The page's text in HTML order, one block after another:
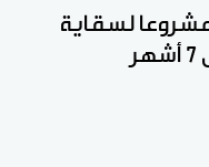
لسقاية